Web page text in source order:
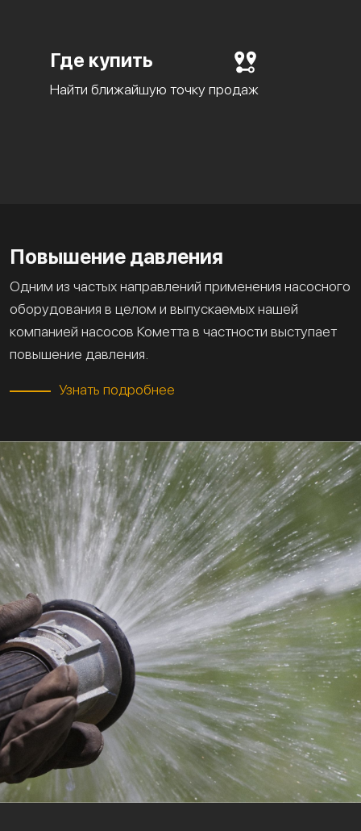
Где купить
Найти ближайшую точку продаж
Повышение давления
Одним из частых направлений применения насосного
оборудования в целом и выпускаемых нашей
компанией насосов Кометта в частности выступает
повышение давления.
Узнать подробнее